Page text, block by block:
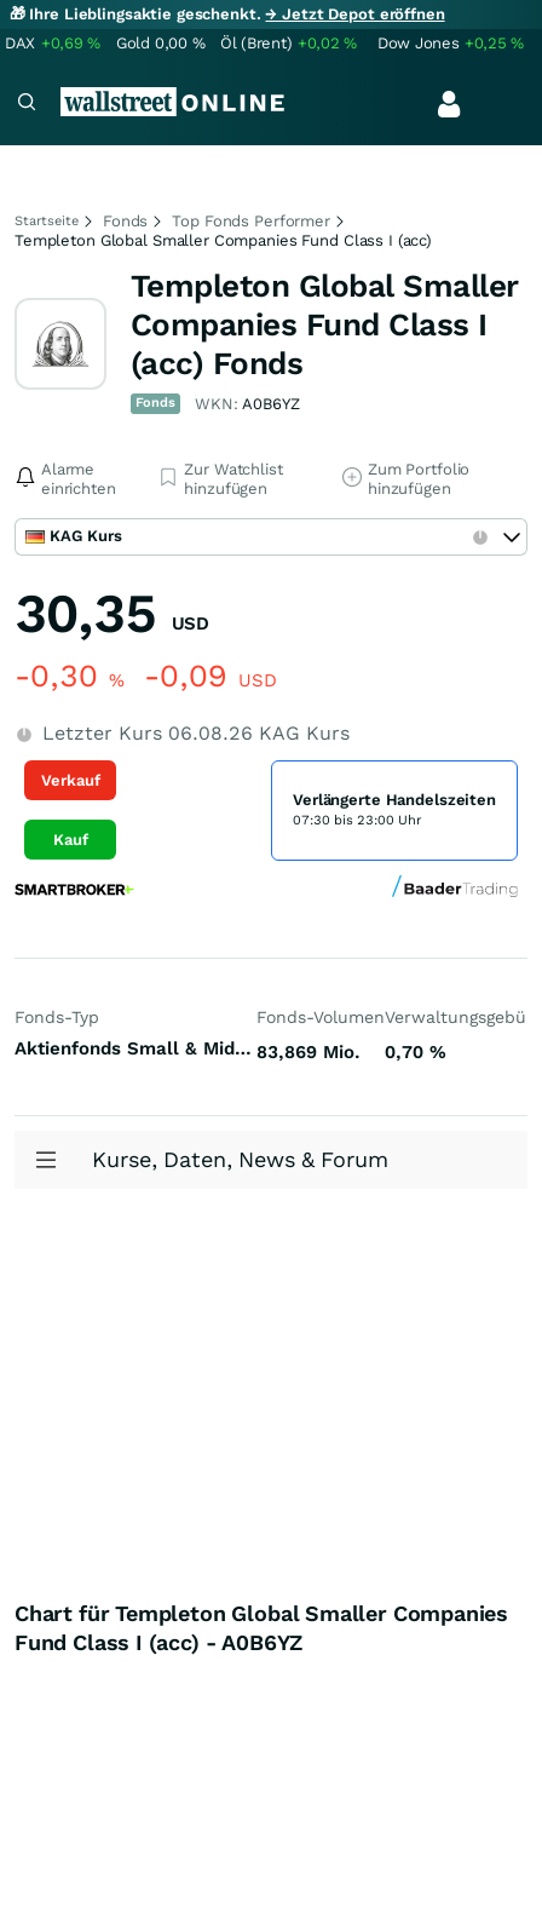
🎁 Ihre Lieblingsaktie geschenkt.→ Jetzt Depot eröffnen
DAX +0,69% Gold 0,00 % Öl (Brent) +0,02% Dow Jones +0,25%
Startseite Fonds
Top Fonds Performer
Templeton Global Smaller Companies Fund Class I (acc)
Templeton Global Smaller
Companies Fund Class I
(acc) Fonds
Fonds WKN:A0B6YZ
Alarme
einrichten
Zur Watchlist
hinzufügen
Zum Portfolio
hinzufügen
KAG Kurs
30,35 USD
-0,30 % -0,09 USD
Letzter Kurs 06.08.26 KAG Kurs
Verkauf
Kauf
Verlängerte Handelszeiten
07:30 bis 23:00 Uhr
Fonds-Typ
Aktienfonds Small & Mid Cap Welt
Fonds-Volumen
83,869 Mio. 0,70 %
Kurse, Daten, News & Forum
Chart für Templeton Global Smaller Companies
Fund Class I (acc) - A0B6YZ